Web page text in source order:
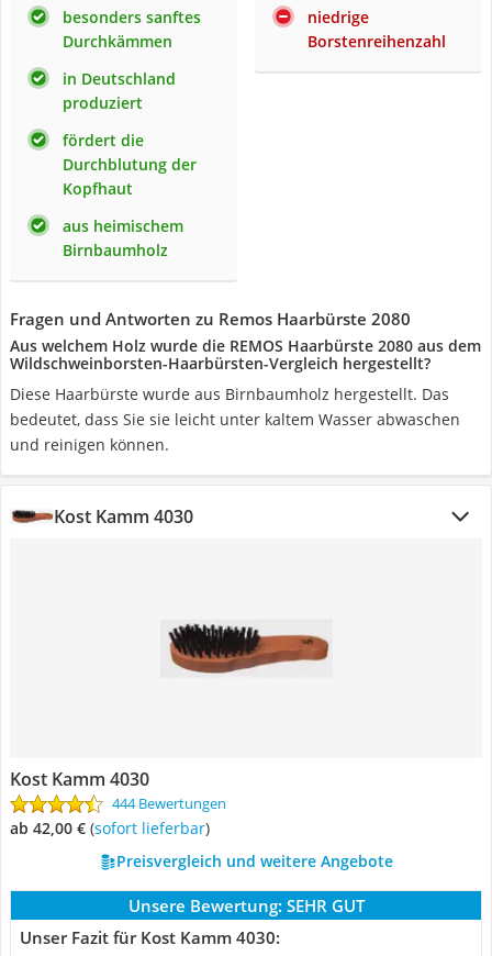
besonders sanftes
Durchkämmen
in Deutschland
produziert
fördert die
Durchblutung der
Kopfhaut
aus heimischem
Birnbaumholz
niedrige
Borstenreihenzahl
Fragen und Antworten zu Remos Haarbürste 2080
Aus welchem Holz wurde die REMOS Haarbürste 2080 aus dem
Wildschweinborsten-Haarbürsten-Vergleich hergestellt?
Diese Haarbürste wurde aus Birnbaumholz hergestellt. Das
bedeutet, dass Sie sie leicht unter kaltem Wasser abwaschen
und reinigen können.
Kost Kamm 4030
Kost Kamm 4030
444 Bewertungen
ab 42,00 € ( Sofort lieferbar)
Preisvergleich und weitere Angebote
Unsere Bewertung: SEHR GUT
Unser Fazit für Kost Kamm 4030: